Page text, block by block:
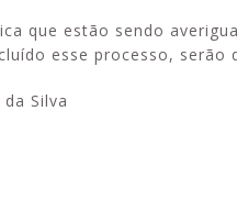
que estão sendo
esse processo, serão
Silva